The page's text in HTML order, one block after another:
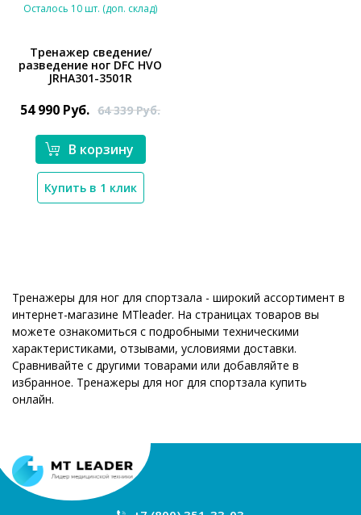
*}
Осталось 10 шт. (доп. склад)
Тренажер сведение/
разведение ног DFC HVO
JRHA301-3501R
54 990 Руб. 64 339Руб.
В корзину
Купить в 1 клик
Тренажеры для ног для спортзала - широкий ассортимент в
интернет-магазине MTleader. На страницах товаров вы
можете ознакомиться с подробными техническими
характеристиками, отзывами, условиями доставки.
Сравнивайте с другими товарами или добавляйте в
избранное. Тренажеры для ног для спортзала купить
онлайн.